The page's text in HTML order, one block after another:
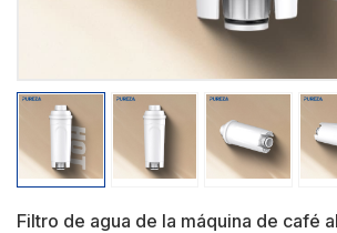
Filtro de agua de la máquina de café